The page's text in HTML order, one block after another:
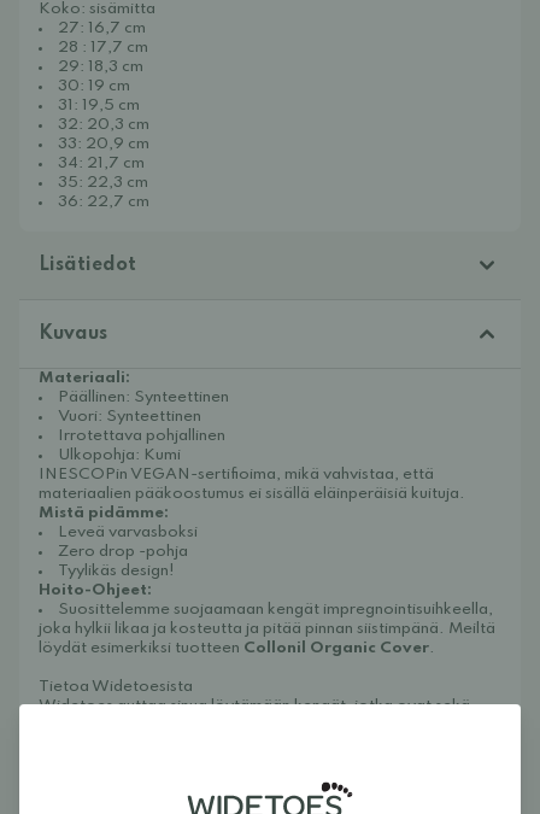
Koko: sisämitta
27: 16,7 cm
28 : 17,7 cm
29: 18,3 cm
30: 19 cm
31: 19,5 cm
32: 20,3 cm
33: 20,9 cm
34: 21,7 cm
35: 22,3 cm
36: 22,7 cm
Lisätiedot
Kuvaus
Materiaali:
Päällinen: Synteettinen
Vuori: Synteettinen
Irrotettava pohjallinen
Ulkopohja: Kumi
INESCOPin VEGAN-sertifioima, mikä vahvistaa, että
materiaalien pääkoostumus ei sisällä eläinperäisiä kuituja.
Mistä pidämme:
Leveä varvasboksi
Zero drop -pohja
Tyylikäs design!
Hoito-Ohjeet:
Suosittelemme suojaamaan kengät impregnointisuihkeella,
joka hylkii likaa ja kosteutta ja pitää pinnan siistimpänä. Meiltä
löydät esimerkiksi tuotteen Collonil Organic Cover.
Tietoa Widetoesista
Widetoes auttaa sinua löytämään kengät, jotka ovat sekä
koota yhteen yksi Euroopan parhaista jalkamuotoisten
kenkien valikoimista ja tehdä juuri sinulle sopivien mallien